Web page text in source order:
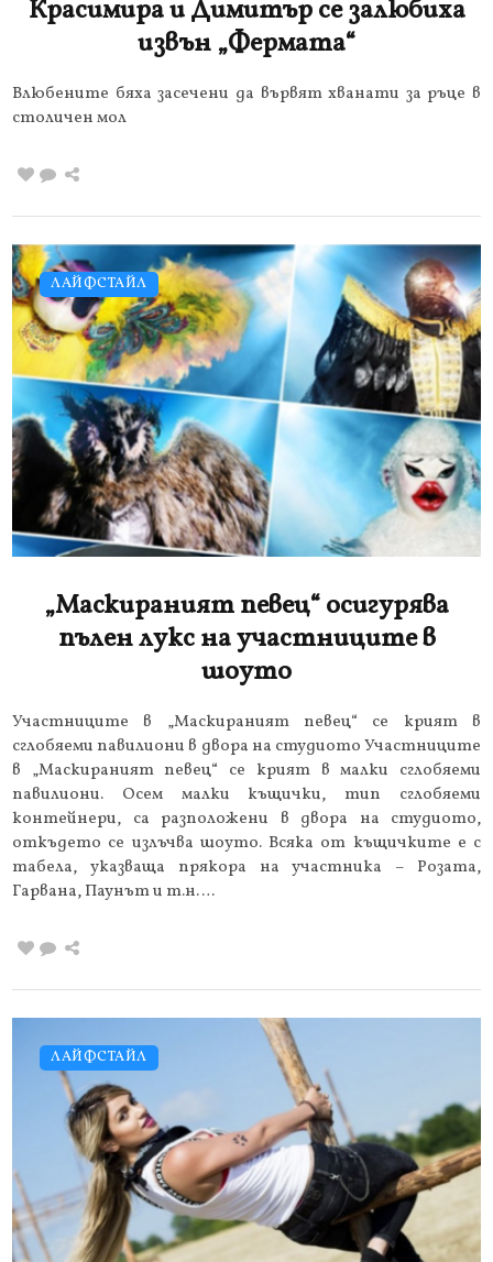
Красимира и Димитър се залюбиха
извън „Фермата“
Влюбените бяха засечени да вървят хванати за ръце в
столичен мол
ЛАЙФСТАЙЛ
„Маскираният певец“ осигурява
пълен лукс на участниците в
шоуто
Участниците в „Маскираният певец“ се крият в
сглобяеми павилиони в двора на студиото Участниците
в „Маскираният певец“ се крият в малки сглобяеми
павилиони. Осем малки къщички, тип сглобяеми
контейнери, са разположени в двора на студиото,
откъдето се излъчва шоуто. Всяка от къщичките е с
табела, указваща прякора на участника – Розата,
Гарвана, Паунът и т.н….
ЛАЙФСТАЙЛ